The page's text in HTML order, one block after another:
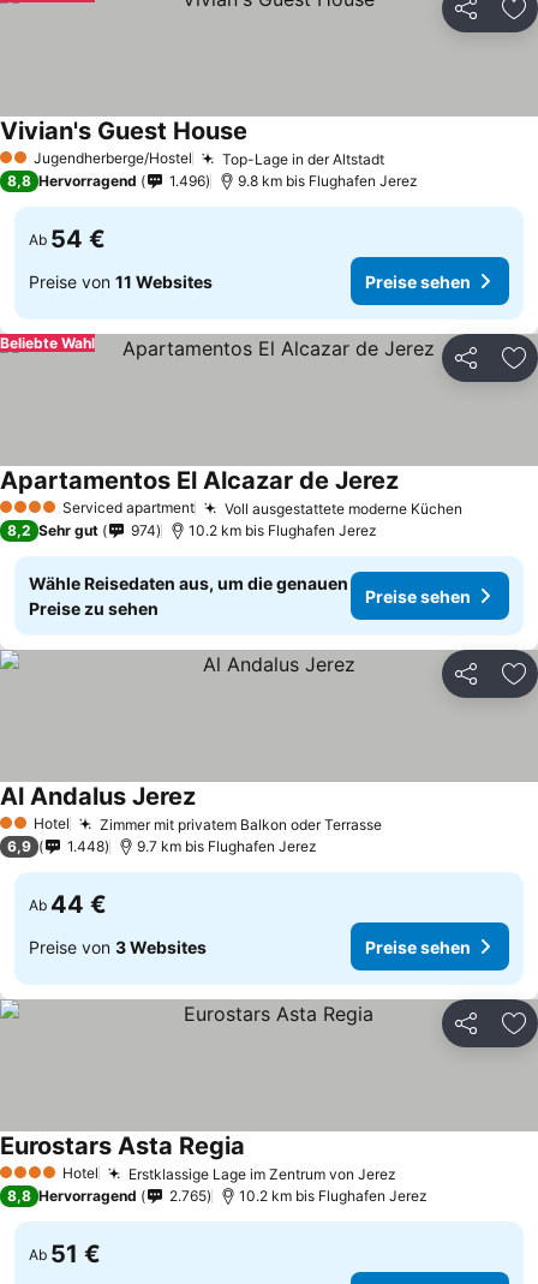
Teilen
2 SterneJugendherberge/Hostel Top-Lage in der Altstadt
Vivian's Guest House
8,8 Hervorragend 1.496 9.8 km bis Flughafen Jerez
Ab 54 €
Preise von 11 Websites Preise sehen
Teilen
Beliebte Wahl
4 Sterne Serviced apartment Voll ausgestattete moderne Küchen
Apartamentos El Alcazar de Jerez
8,2 Sehr gut 974 10.2 km bis Flughafen Jerez
Wähle Reisedaten aus, um die genauen
Preise zu sehen
Preise sehen
Teilen
2 Sterne
Hotel Zimmer mit privatem Balkon oder Terrasse
Al Andalus Jerez
6,9 1.448 9.7 km bis Flughafen Jerez
Ab 44 €
Preise von 3 Websites Preise sehen
Teilen
4 Sterne Hotel Erstklassige Lage im Zentrum von Jerez
Eurostars Asta Regia
8,8 Hervorragend 2.765 10.2 km bis Flughafen Jerez
Ab 51 €